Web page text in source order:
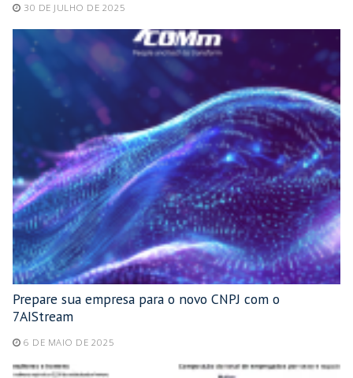
30 DE JULHO DE 2025
Prepare sua empresa para o novo CNPJ com o
7AIStream
6 DE MAIO DE 2025